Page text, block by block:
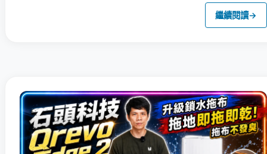
繼續閱讀→